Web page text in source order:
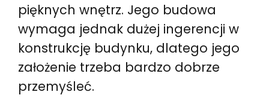
pięknych wnętrz. Jego budowa
wymaga jednak dużej ingerencji w
konstrukcję budynku, dlatego jego
założenie trzeba bardzo dobrze
przemyśleć.